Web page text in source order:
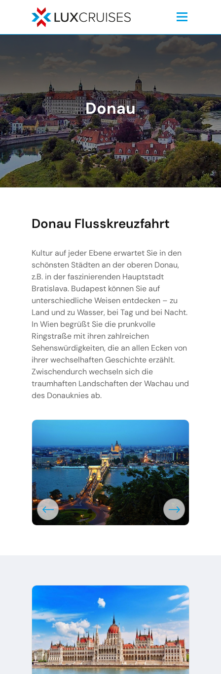
Donau
Donau Flusskreuzfahrt
Kultur auf jeder Ebene erwartet Sie in den
schönsten Städten an der oberen Donau,
z.B. in der faszinierenden Hauptstadt
Bratislava. Budapest können Sie auf
unterschiedliche Weisen entdecken – zu
Land und zu Wasser, bei Tag und bei Nacht.
In Wien begrüßt Sie die prunkvolle
Ringstraße mit ihren zahlreichen
Sehenswürdigkeiten, die an allen Ecken von
ihrer wechselhaften Geschichte erzählt.
Zwischendurch wechseln sich die
traumhaften Landschaften der Wachau und
des Donauknies ab.